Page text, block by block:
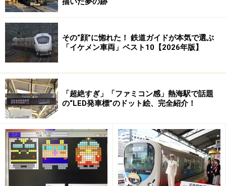
その“顔”に惚れた！ 鉄道ガイドが本気で選ぶ
「イケメン車両」ベスト10【2026年版】
「超絶すぎ」「ファミコン感」熱海駅で話題
の“LED発車標”のドット絵、完全紹介！